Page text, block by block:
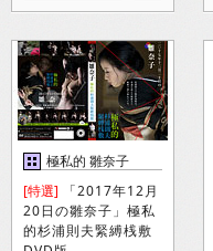
極私的 雛奈子
[特選] 「2017年12月
20日の雛奈子」極私
的杉浦則夫緊縛桟敷